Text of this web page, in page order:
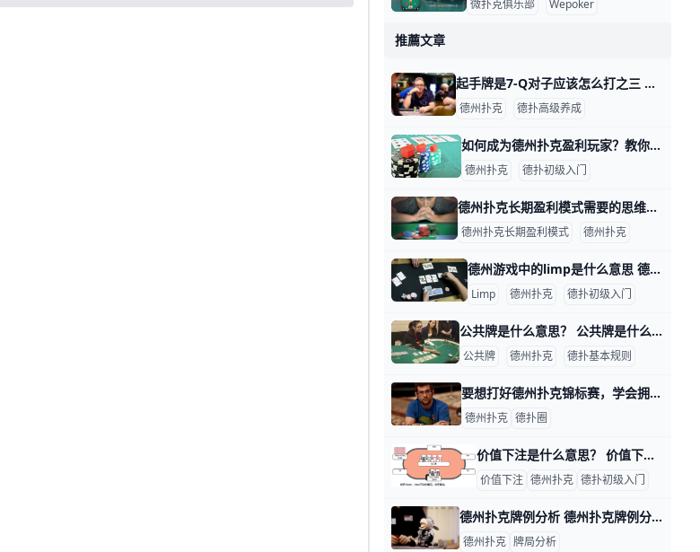
微扑克俱乐部 Wepoker
推薦文章
起手牌是7-Q对子应该怎么打之三 起手牌是7-Q对子应该怎么打之三 起手牌是7-Q对子应该怎么打之一：https://www.moshike.com/a/581.html 4 翻牌
德州扑克 德扑高级养成
如何成为德州扑克盈利玩家？教你五个常规局技巧 加拿大美女Kristen Bicknell是一名全面的德扑牌手，她不仅征服了线上常规局，也在德扑俱乐部锦标赛中取得了辉煌成就，目前职业生涯锦标
德州扑克 德扑初级入门
德州扑克长期盈利模式需要的思维是什么？ 德州扑克长期盈利模式是什么？仅仅关注手中的两张底牌是远远不够的。在德扑游戏的过程中，有许许多多的因素会影响我们的决定，以及决定的期望值，这些
德州扑克长期盈利模式 德州扑克
德州游戏中的limp是什么意思 德州游戏中的limp是什么意思？ 德州游戏中的limp是什么意思？ 通俗的说，就是自己的牌力不强，但翻牌圈之前又没人加注，所以我想跟注进去看看翻
Limp 德州扑克 德扑初级入门
公共牌是什么意思？ 公共牌是什么意思？ 公共牌简单的说就是所有玩家一起都可以共用的牌（一共5张公共牌）。 根据德州扑克的游戏规则，每个玩家首先会发到其他人不能看见，
公共牌 德州扑克 德扑基本规则
要想打好德州扑克锦标赛，学会拥抱波动才能突破瓶颈 德州扑克锦标赛波动 作者简介 Gavin Griffin是一名职业的德州扑克玩家，此外，他也是第一位同时获得WSOP、WPT和EPT冠军头衔的玩家，目前为
德州扑克 德扑圈
价值下注是什么意思？ 价值下注是什么意思？ 价值下注 价值下注是你可以在德州扑克中学到的最重要技能。没有它你就赢不了。对你来说的好消息是，99%的现场扑克牌手在这方面
价值下注 德州扑克 德扑初级入门
德州扑克牌例分析 德州扑克牌例分析 牌例： 线下10人局，前位一个玩家limp，你在MP，手牌9h9c，你加注到5BB，后面的CO、BTN、BB都跟注，然后前位l
德州扑克 牌局分析